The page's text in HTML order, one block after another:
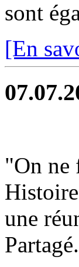
sont
[En
"On ne
une